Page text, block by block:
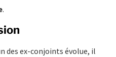
.
des ex-conjoints évolue, il